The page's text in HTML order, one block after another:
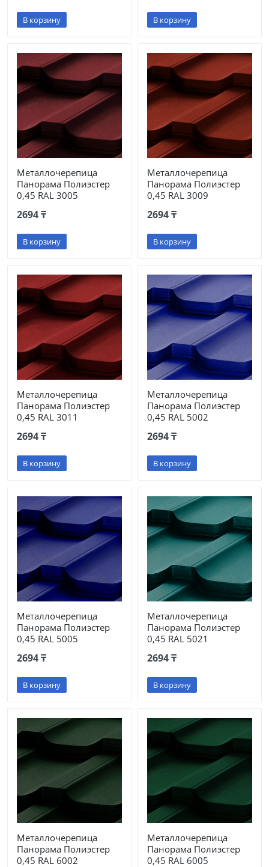
В корзину В корзину
Металлочерепица
Панорама Полиэстер
0,45 RAL 3005
2694 ₸
В корзину
Металлочерепица
Панорама Полиэстер
0,45 RAL 3009
2694 ₸
В корзину
Металлочерепица
Панорама Полиэстер
0,45 RAL 3011
2694 ₸
В корзину
Металлочерепица
Панорама Полиэстер
0,45 RAL 5002
2694 ₸
В корзину
Металлочерепица
Панорама Полиэстер
0,45 RAL 5005
2694 ₸
В корзину
Металлочерепица
Панорама Полиэстер
0,45 RAL 5021
2694 ₸
В корзину
Металлочерепица
Панорама Полиэстер
0,45 RAL 6002
Металлочерепица
Панорама Полиэстер
0,45 RAL 6005